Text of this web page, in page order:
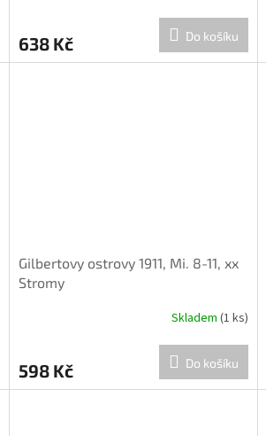
638 Kč Do košíku
Gilbertovy ostrovy 1911, Mi. 8-11, xx
Stromy
Skladem (1 ks)
598 Kč Do košíku